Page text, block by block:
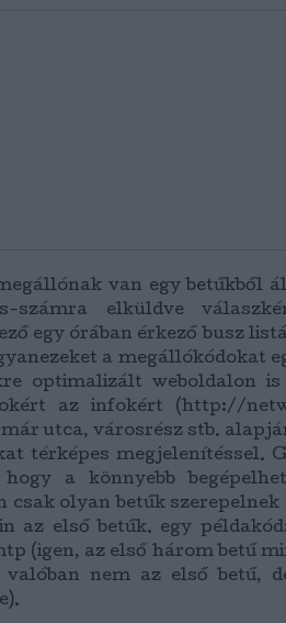
van egy betűkből
számra elküldve
egy órában érkező busz
a megállókódokat
optimalizált weboldalon
az infokért (http://
utca, városrész stb.
térképes megjelenítéssel.
a könnyebb
csak olyan betűk
az első betűk. egy
(igen, az első három betű
nem az első betű,